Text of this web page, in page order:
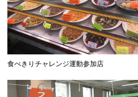
食べきりチャレンジ運動参加店